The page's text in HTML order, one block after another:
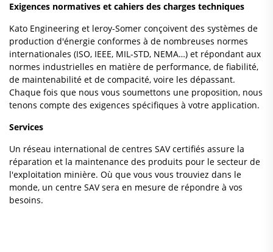
Exigences normatives et cahiers des charges techniques
Kato Engineering et leroy-Somer conçoivent des systèmes de
production d'énergie conformes à de nombreuses normes
internationales (ISO, IEEE, MIL-STD, NEMA…) et répondant aux
normes industrielles en matière de performance, de fiabilité,
de maintenabilité et de compacité, voire les dépassant.
Chaque fois que nous vous soumettons une proposition, nous
tenons compte des exigences spécifiques à votre application.
Services
Un réseau international de centres SAV certifiés assure la
réparation et la maintenance des produits pour le secteur de
l'exploitation minière. Où que vous vous trouviez dans le
monde, un centre SAV sera en mesure de répondre à vos
besoins.